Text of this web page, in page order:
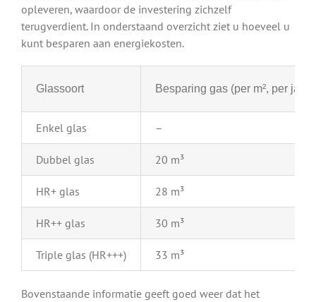
opleveren, waardoor de investering zichzelf
terugverdient. In onderstaand overzicht ziet u hoeveel u
kunt besparen aan energiekosten.
Glassoort Besparing gas (per m², per jaar)
Enkel glas –
Dubbel glas 20 m³
HR+ glas 28 m³
HR++ glas 30 m³
Triple glas (HR+++) 33 m³
Bovenstaande informatie geeft goed weer dat het